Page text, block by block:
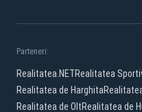
Parteneri:
Realitatea.NETRealitatea
Realitatea de Harghita
Realitatea de OltRealitatea de